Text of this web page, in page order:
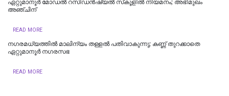
ഏറ്റുമാനൂർ മോഡൽ റസിഡൻഷ്യൽ സ്‌കൂളിൽ നിയമനം; അഭിമുഖം
അഞ്ചിന്
READ MORE
നഗരമധ്യത്തില്‍ മാലിന്യം തള്ളല്‍ പതിവാകുന്നു; കണ്ണ് തുറക്കാതെ
ഏറ്റുമാനൂര്‍ നഗരസഭ
READ MORE